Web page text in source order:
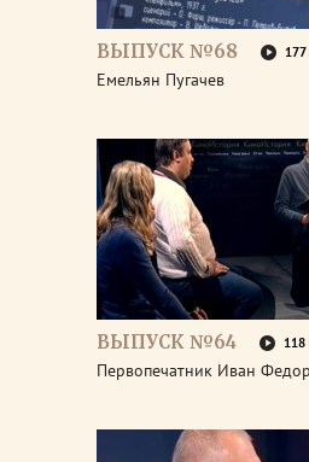
ВЫПУСК №68 177
Емельян Пугачев
ВЫПУСК №64 118
Первопечатник Иван